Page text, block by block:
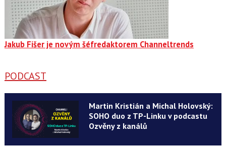
Jakub Fišer je novým šéfredaktorem Channeltrends
PODCAST
Martin Kristián a Michal Holovský:
SOHO duo z TP-Linku v podcastu
Ozvěny z kanálů